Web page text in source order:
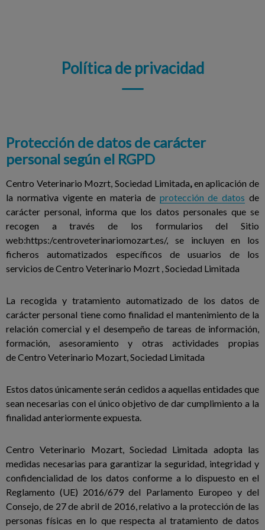
Política de privacidad
Protección de datos de carácter
personal según el RGPD
Centro Veterinario Mozrt, Sociedad Limitada,en aplicación de
la normativa vigente en materia de protección de datos de
carácter personal, informa que los datos personales que se
recogen a través de los formularios del Sitio
web:https:/centroveterinariomozart.es/, se incluyen en los
ficheros automatizados específicos de usuarios de los
servicios de Centro Veterinario Mozrt , Sociedad Limitada
La recogida y tratamiento automatizado de los datos de
carácter personal tiene como finalidad el mantenimiento de la
relación comercial y el desempeño de tareas de información,
formación, asesoramiento y otras actividades propias
de Centro Veterinario Mozart, Sociedad Limitada
Estos datos únicamente serán cedidos a aquellas entidades que
sean necesarias con el único objetivo de dar cumplimiento a la
finalidad anteriormente expuesta.
Centro Veterinario Mozart, Sociedad Limitada adopta las
medidas necesarias para garantizar la seguridad, integridad y
confidencialidad de los datos conforme a lo dispuesto en el
Reglamento (UE) 2016/679 del Parlamento Europeo y del
Consejo, de 27 de abril de 2016, relativo a la protección de las
personas físicas en lo que respecta al tratamiento de datos